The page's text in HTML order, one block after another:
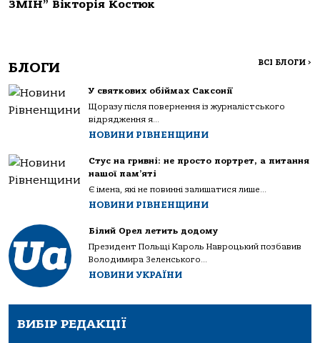
ЗМІН” Вікторія Костюк
БЛОГИ ВСІ БЛОГИ >
У святкових обіймах Саксонії
Щоразу після повернення із журналістського
відрядження я...
НОВИНИ РІВНЕНЩИНИ
Стус на гривні: не просто портрет, а питання
нашої пам’яті
Є імена, які не повинні залишатися лише...
НОВИНИ РІВНЕНЩИНИ
Білий Орел летить додому
Президент Польщі Кароль Навроцький позбавив
Володимира Зеленського...
НОВИНИ УКРАЇНИ
ВИБІР РЕДАКЦІЇ